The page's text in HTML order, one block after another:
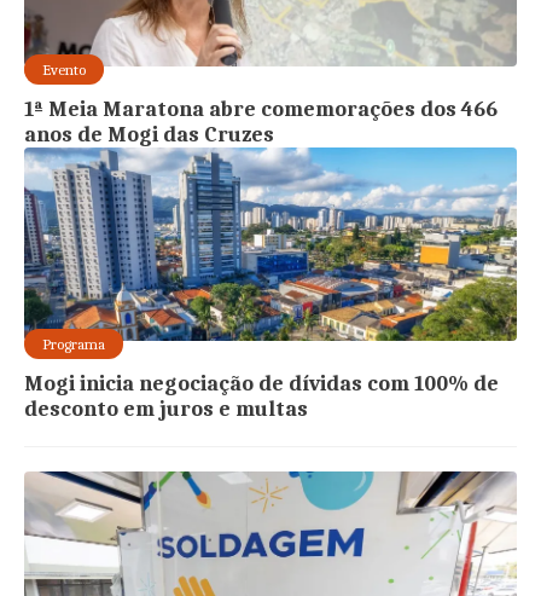
Evento
1ª Meia Maratona abre comemorações dos 466
anos de Mogi das Cruzes
Programa
Mogi inicia negociação de dívidas com 100% de
desconto em juros e multas